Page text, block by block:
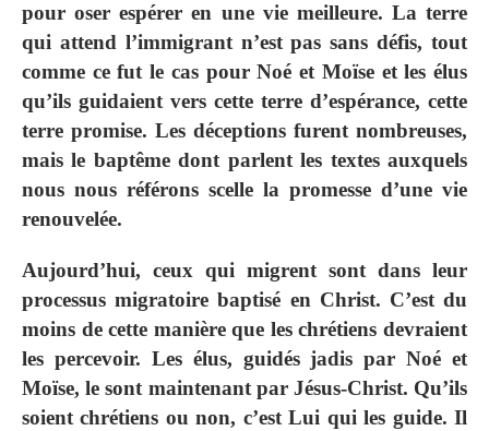
pour oser espérer en une vie meilleure. La terre
qui attend l’immigrant n’est pas sans défis, tout
comme ce fut le cas pour Noé et Moïse et les élus
qu’ils guidaient vers cette terre d’espérance, cette
terre promise. Les déceptions furent nombreuses,
mais le baptême dont parlent les textes auxquels
nous nous référons scelle la promesse d’une vie
renouvelée.
Aujourd’hui, ceux qui migrent sont dans leur
processus migratoire baptisé en Christ. C’est du
moins de cette manière que les chrétiens devraient
les percevoir. Les élus, guidés jadis par Noé et
Moïse, le sont maintenant par Jésus-Christ. Qu’ils
soient chrétiens ou non, c’est Lui qui les guide. Il